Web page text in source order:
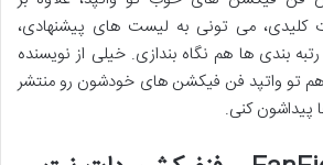
می تونی به لیست های پیشنهادی،
بندی ها هم نگاه بندازی. خیلی از نویسنده
تو واتپد فن فیکشن های خودشون رو منتشر
پیداشون کنی.